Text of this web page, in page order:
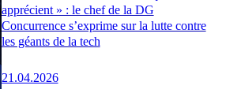
apprécient » : le chef de la DG
Concurrence s’exprime sur la lutte contre
les géants de la tech
21.04.2026